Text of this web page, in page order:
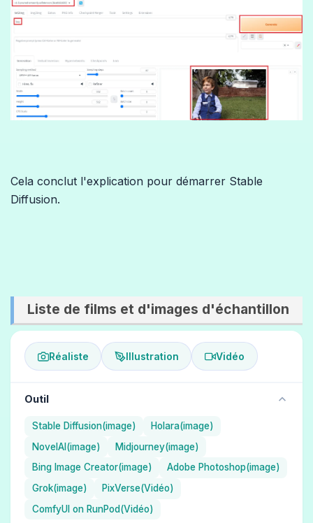
Cela conclut l'explication pour démarrer Stable
Diffusion.
Liste de films et d'images d'échantillon
Réaliste Illustration Vidéo
Outil
Stable Diffusion(image)
Holara(image)
NovelAI(image)
Midjourney(image)
Bing Image Creator(image)
Adobe Photoshop(image)
Grok(image)
PixVerse(Vidéo)
ComfyUI on RunPod(Vidéo)